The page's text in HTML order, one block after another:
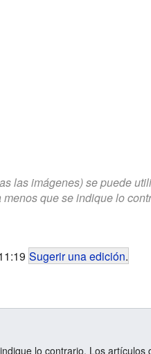
las imágenes) se puede
que se indique lo
Sugerir una edición.
lo contrario. Los artículos